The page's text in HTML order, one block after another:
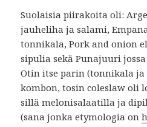
Suolaisia piirakoita oli:
jauheliha ja salami,
tonnikala, Pork and onion
sipulia sekä Punajuuri
Otin itse parin (tonnikala
kombon, tosin coleslaw oli
sillä melonisalaatilla ja
(sana jonka etymologia on